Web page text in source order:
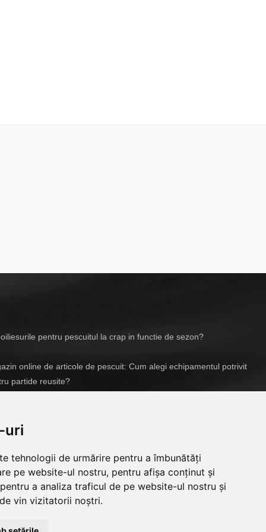
uri
tehnologii de urmărire pentru a îmbunătăți
pe website-ul nostru, pentru afișa conținut și
a analiza traficul de pe website-ul nostru și
vin vizitatorii noștri.
pentru pescuitul la crap in functie de sezon?
online de articole de pescuit: Cum alegi echipamentul potrivit
partide reusite?